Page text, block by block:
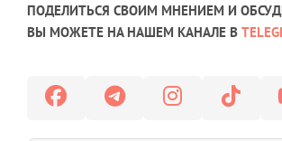
ПОДЕЛИТЬСЯ СВОИМ МНЕНИЕМ И
ВЫ МОЖЕТЕ НА НАШЕМ КАНАЛЕ В